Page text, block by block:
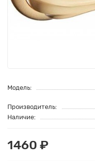
Модель:
Производитель:
Наличие:
1460 ₽